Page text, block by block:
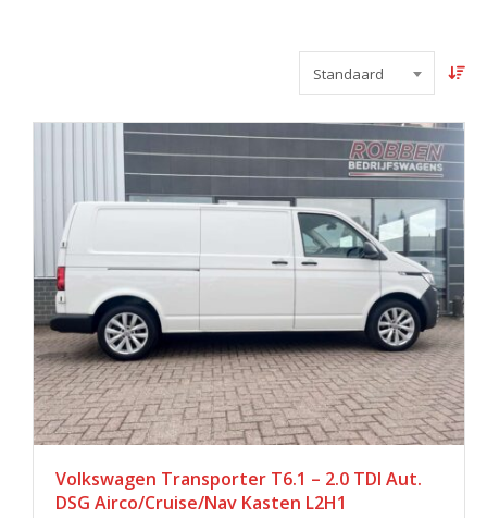
Standaard
Volkswagen Transporter T6.1 – 2.0 TDI Aut.
DSG Airco/Cruise/Nav Kasten L2H1